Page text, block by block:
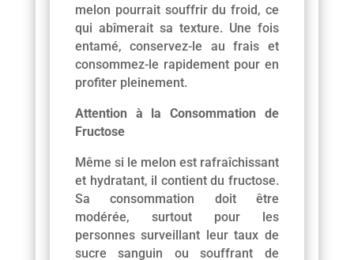
melon pourrait souffrir du froid, ce
qui abîmerait sa texture. Une fois
entamé, conservez-le au frais et
consommez-le rapidement pour en
profiter pleinement.
Attention à la Consommation de
Fructose
Même si le melon est rafraîchissant
et hydratant, il contient du fructose.
Sa consommation doit être
modérée, surtout pour les
personnes surveillant leur taux de
sucre sanguin ou souffrant de